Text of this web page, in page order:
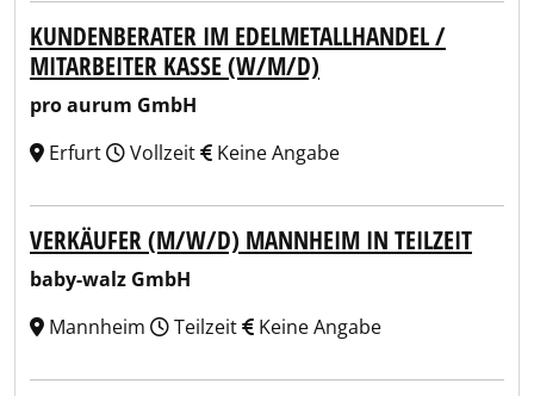
KUNDENBERATER IM EDELMETALLHANDEL /
MITARBEITER KASSE (W/M/D)
pro aurum GmbH
Erfurt
Vollzeit Keine Angabe
VERKÄUFER (M/W/D) MANNHEIM IN TEILZEIT
baby-walz GmbH
Mannheim
Teilzeit Keine Angabe